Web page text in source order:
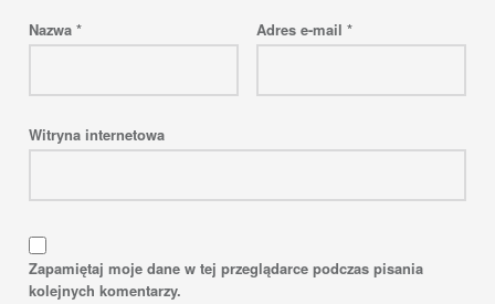
Nazwa * Adres e-mail *
Witryna internetowa
Zapamiętaj moje dane w tej przeglądarce podczas pisania
kolejnych komentarzy.